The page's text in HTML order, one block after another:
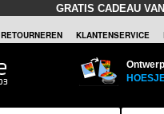
GRATIS CADEAU
RETOURNEREN KLANTENSERVICE